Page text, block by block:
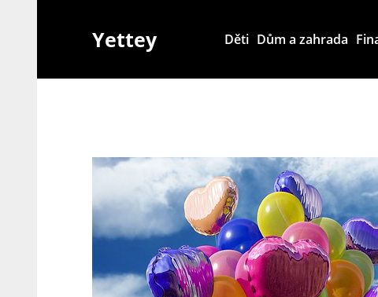
Yettey Děti Dům a zahrada